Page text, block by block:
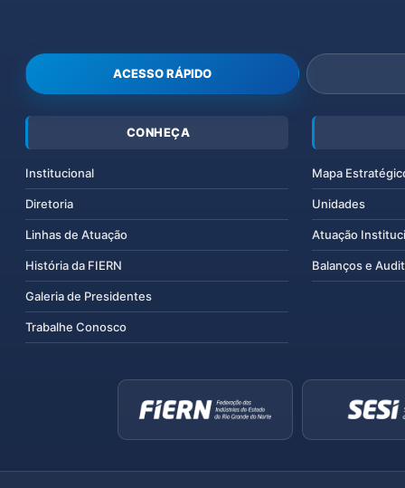
ACESSO RÁPIDO
CONHEÇA
Institucional
Diretoria
Linhas de Atuação
História da FIERN
Galeria de Presidentes
Trabalhe Conosco
Mapa
Unidades
Atuação
Balanços e